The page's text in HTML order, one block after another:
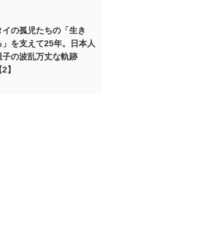
イの孤児たちの「生き
」を支えて25年。日本人
子の波乱万丈な軌跡
2】